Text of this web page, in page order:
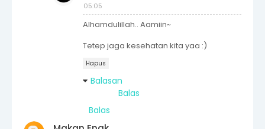
05:05
Alhamdulillah.. Aamiin~
Tetep jaga kesehatan kita yaa :)
Hapus
Balasan
Balas
Balas